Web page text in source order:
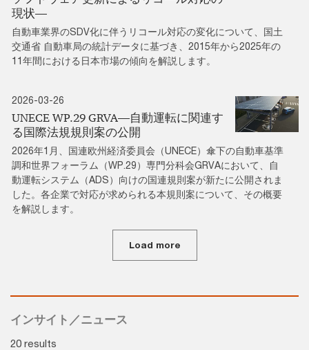
現状―
自動車業界のSDV化に伴うリコール対応の変化について、国土
交通省 自動車局の統計データに基づき、2015年から2025年の
11年間における日本市場の傾向を解説します。
2026-03-26
UNECE WP.29 GRVA―自動運転に関連す
る国際法規規則案の公開
2026年1月、国連欧州経済委員会（UNECE）傘下の自動車基準
調和世界フォーラム（WP.29）専門分科会GRVAにおいて、自
動運転システム（ADS）向けの国連規則案が新たに公開されま
した。各企業で対応が求められる本規則案について、その概要
を解説します。
Load more
インサイト／ニュース
20 results